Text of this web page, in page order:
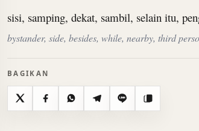
sisi, samping, dekat, sambil, selain itu,
bystander, side, besides, while, nearby, third
BAGIKAN
X FacebookWhatsAppTelegramLine Salin